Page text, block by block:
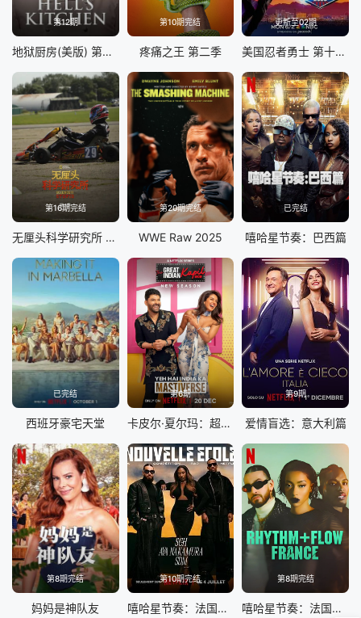
第12期
地狱厨房(美版) 第二十二季
第10期完结
疼痛之王 第二季
更新至02期
美国忍者勇士 第十八季
第16期完结
无厘头科学研究所 第八季
第20期完结
WWE Raw 2025
已完结
嘻哈星节奏：巴西篇
已完结
西班牙豪宅天堂
第6期
卡皮尔·夏尔玛：超级印度喜剧秀 第四季
第9期
爱情盲选：意大利篇
第8期完结
妈妈是神队友
第10期完结
嘻哈星节奏：法国篇 第三季
第8期完结
嘻哈星节奏：法国篇 第一季